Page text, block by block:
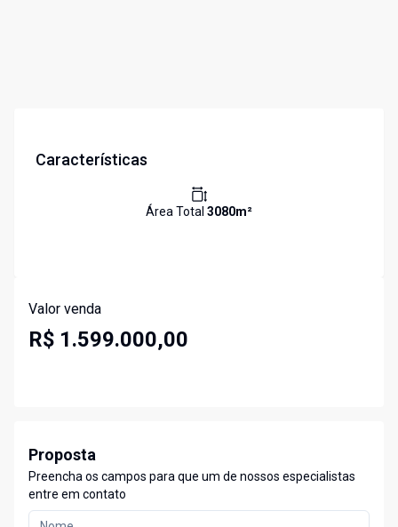
Características
Área Total 3080m²
Valor venda
R$ 1.599.000,00
Proposta
Preencha os campos para que um de nossos especialistas
entre em contato